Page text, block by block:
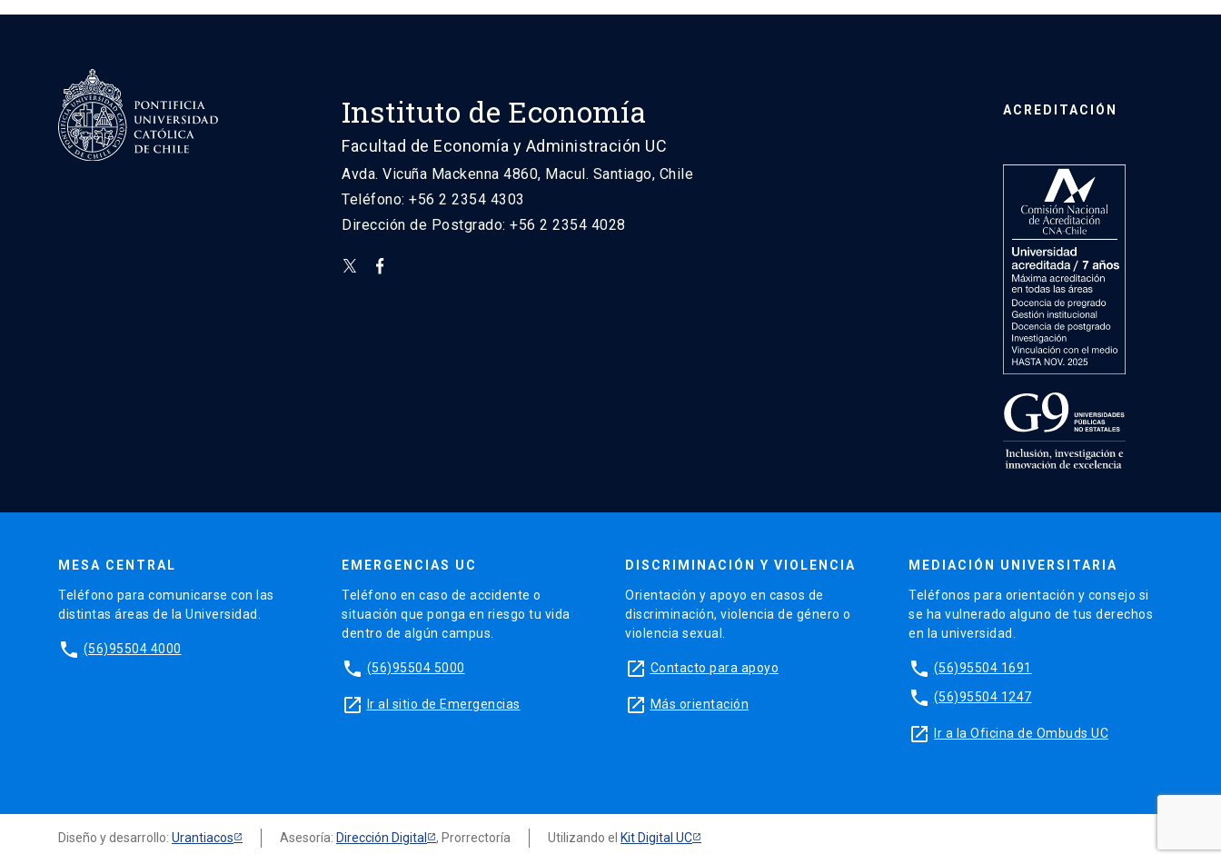
Instituto de Economía
Facultad de Economía y Administración UC
Avda. Vicuña Mackenna 4860, Macul. Santiago, Chile
Teléfono: +56 2 2354 4303
Dirección de Postgrado: +56 2 2354 4028
ACREDITACIÓN
MESA CENTRAL
Teléfono para comunicarse con las
distintas áreas de la Universidad.
phone (56)95504 4000
EMERGENCIAS UC
Teléfono en caso de accidente o
situación que ponga en riesgo tu vida
dentro de algún campus.
phone (56)95504 5000
launch Ir al sitio de Emergencias
DISCRIMINACIÓN Y VIOLENCIA
Orientación y apoyo en casos de
discriminación, violencia de género o
violencia sexual.
launch Contacto para apoyo
launch Más orientación
MEDIACIÓN UNIVERSITARIA
Teléfonos para orientación y consejo si
se ha vulnerado alguno de tus derechos
en la universidad.
phone (56)95504 1691
phone (56)95504 1247
launch Ir a la Oficina de Ombuds UC
Diseño y desarrollo: Urantiacos Asesoría: Dirección Digital , Prorrectoría Utilizando el Kit Digital UC